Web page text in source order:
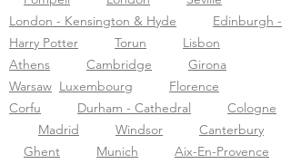
London - Kensington & Hyde
Edinburgh -
Harry Potter
Torun
Lisbon
Athens
Cambridge
Girona
Warsaw Luxembourg
Florence
Corfu
Durham - Cathedral
Cologne
Madrid
Windsor
Canterbury
Ghent
Munich
Aix-En-Provence